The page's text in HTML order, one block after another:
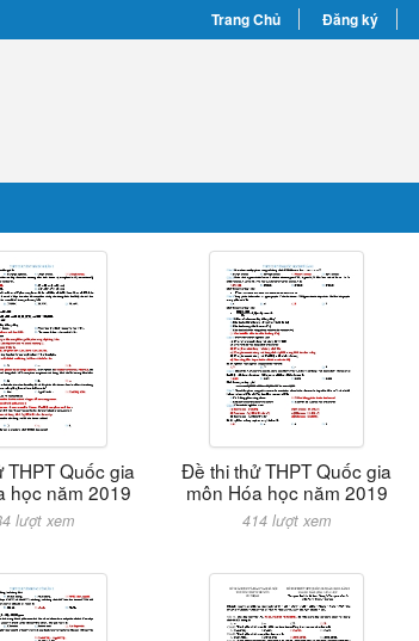
Trang Chủ Đăng ký
THPT Quốc gia
học năm 2019
lượt xem
Đề thi thử THPT Quốc gia
môn Hóa học năm 2019
414 lượt xem